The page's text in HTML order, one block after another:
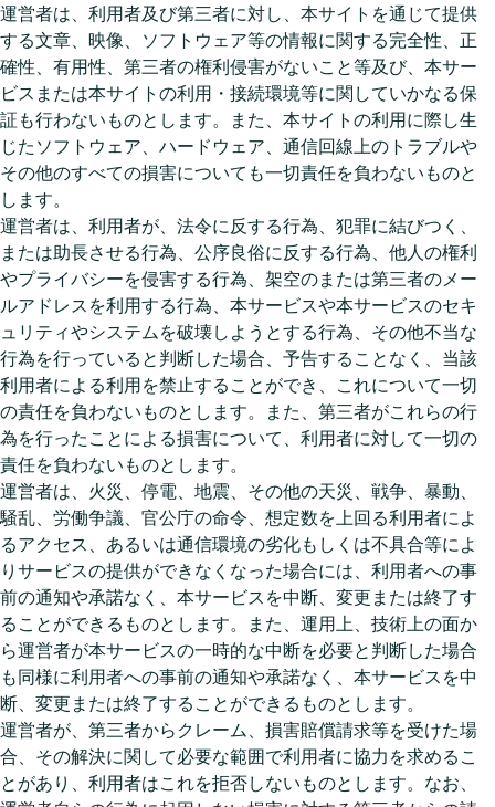
運営者は、利用者及び第三者に対し、本サイトを通じて提供
する文章、映像、ソフトウェア等の情報に関する完全性、正
確性、有用性、第三者の権利侵害がないこと等及び、本サー
ビスまたは本サイトの利用・接続環境等に関していかなる保
証も行わないものとします。また、本サイトの利用に際し生
じたソフトウェア、ハードウェア、通信回線上のトラブルや
その他のすべての損害についても一切責任を負わないものと
します。
運営者は、利用者が、法令に反する行為、犯罪に結びつく、
または助長させる行為、公序良俗に反する行為、他人の権利
やプライバシーを侵害する行為、架空のまたは第三者のメー
ルアドレスを利用する行為、本サービスや本サービスのセキ
ュリティやシステムを破壊しようとする行為、その他不当な
行為を行っていると判断した場合、予告することなく、当該
利用者による利用を禁止することができ、これについて一切
の責任を負わないものとします。また、第三者がこれらの行
為を行ったことによる損害について、利用者に対して一切の
責任を負わないものとします。
運営者は、火災、停電、地震、その他の天災、戦争、暴動、
騒乱、労働争議、官公庁の命令、想定数を上回る利用者によ
るアクセス、あるいは通信環境の劣化もしくは不具合等によ
りサービスの提供ができなくなった場合には、利用者への事
前の通知や承諾なく、本サービスを中断、変更または終了す
ることができるものとします。また、運用上、技術上の面か
ら運営者が本サービスの一時的な中断を必要と判断した場合
も同様に利用者への事前の通知や承諾なく、本サービスを中
断、変更または終了することができるものとします。
運営者が、第三者からクレーム、損害賠償請求等を受けた場
合、その解決に関して必要な範囲で利用者に協力を求めるこ
とがあり、利用者はこれを拒否しないものとします。なお、